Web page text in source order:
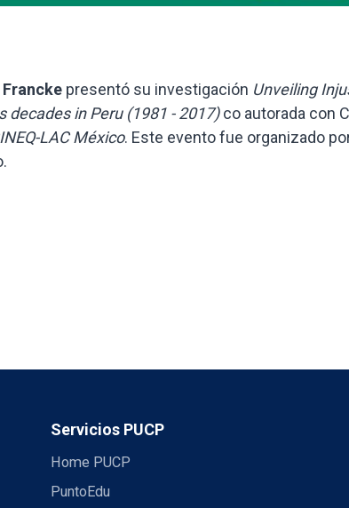
presentó su investigación Unveiling
in Peru (1981 - 2017)co autorada con
LAC México. Este evento fue organizado
Servicios PUCP
Home PUCP
PuntoEdu